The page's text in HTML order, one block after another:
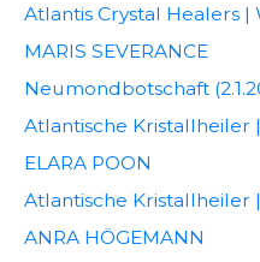
Atlantis Crystal Healers
MARIS SEVERANCE
Neumondbotschaft
Atlantische Kristallheiler
ELARA POON
Atlantische Kristallheiler
ANRA HÖGEMANN